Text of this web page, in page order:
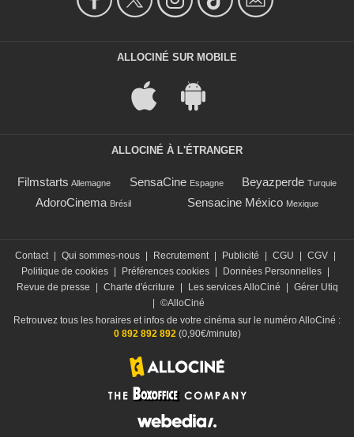
ALLOCINÉ SUR MOBILE
ALLOCINÉ À L'ÉTRANGER
Filmstarts Allemagne SensaCine Espagne Beyazperde Turquie
AdoroCinema Brésil Sensacine México Mexique
Contact | Qui sommes-nous | Recrutement | Publicité | CGU | CGV |
Politique de cookies | Préférences cookies | Données Personnelles |
Revue de presse
| Charte d'écriture | Les services AlloCiné | Gérer Utiq
| ©AlloCiné
Retrouvez tous les horaires et infos de votre cinéma sur le numéro AlloCiné :
0 892 892 892 (0,90€/minute)